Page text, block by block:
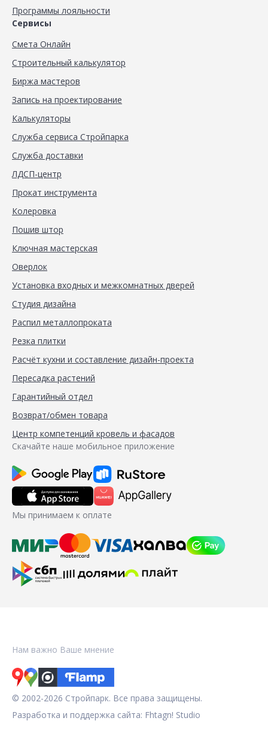
Программы лояльности
Сервисы
Смета Онлайн
Строительный калькулятор
Биржа мастеров
Запись на проектирование
Калькуляторы
Служба сервиса Стройпарка
Служба доставки
ЛДСП-центр
Прокат инструмента
Колеровка
Пошив штор
Ключная мастерская
Оверлок
Установка входных и межкомнатных дверей
Студия дизайна
Распил металлопроката
Резка плитки
Расчёт кухни и составление дизайн-проекта
Пересадка растений
Гарантийный отдел
Возврат/обмен товара
Центр компетенций кровель и фасадов
Скачайте наше мобильное приложение
Мы принимаем к оплате
Нам важно Ваше мнение
© 2002-2026 Стройпарк. Все права защищены.
Разработка и поддержка сайта: Fhtagn! Studio